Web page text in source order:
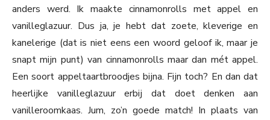
anders werd. Ik maakte cinnamonrolls met appel en
vanilleglazuur. Dus ja, je hebt dat zoete, kleverige en
kanelerige (dat is niet eens een woord geloof ik, maar je
snapt mijn punt) van cinnamonrolls maar dan mét appel.
Een soort appeltaartbroodjes bijna. Fijn toch? En dan dat
heerlijke vanilleglazuur erbij dat doet denken aan
vanilleroomkaas. Jum, zo’n goede match! In plaats van